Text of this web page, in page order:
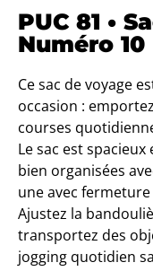
PUC 81 •
Numéro 10
Ce sac de voyage
occasion :
courses
Le sac est
bien organisées
une avec
Ajustez la
transportez des
jogging quotidien